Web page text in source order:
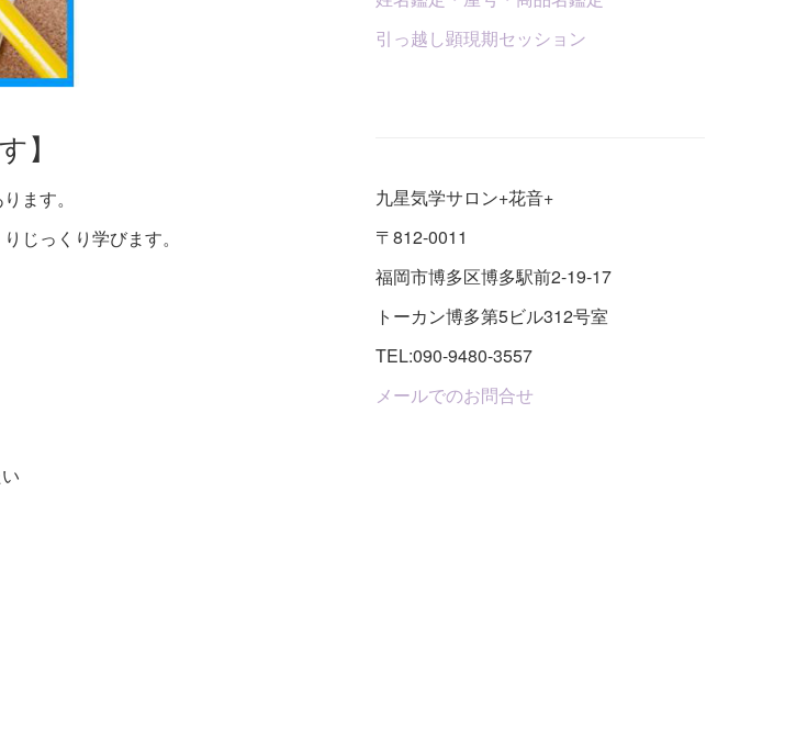
】
ます。
じっくり学びます。
引っ越し顕現期セッション
九星気学サロン+花音+
〒812-0011
福岡市博多区博多駅前2-19-17
トーカン博多第5ビル312号室
TEL:090-9480-3557
メールでのお問合せ